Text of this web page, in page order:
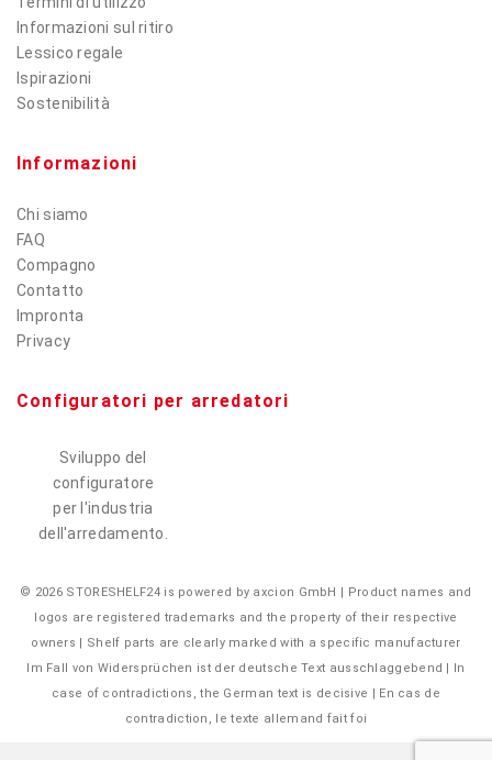
Informazioni sul ritiro
Lessico regale
Ispirazioni
Sostenibilità
Informazioni
Chi siamo
FAQ
Compagno
Contatto
Impronta
Privacy
Configuratori per arredatori
Sviluppo del
configuratore
per l'industria
dell'arredamento.
© 2026 STORESHELF24 is powered by axcion GmbH | Product names and
logos are registered trademarks and the property of their respective
owners | Shelf parts are clearly marked with a specific manufacturer
Im Fall von Widersprüchen ist der deutsche Text ausschlaggebend | In
case of contradictions, the German text is decisive | En cas de
contradiction, le texte allemand fait foi